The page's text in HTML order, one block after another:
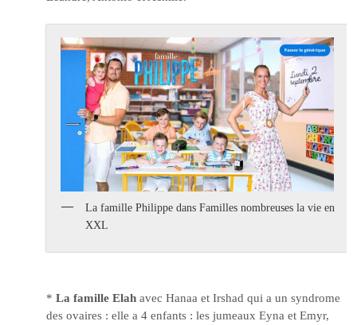
La famille Philippe dans Familles nombreuses la vie en
XXL
*La famille Elahavec Hanaa et Irshad qui a un syndrome
des ovaires : elle a 4 enfants : les jumeaux Eyna et Emyr,